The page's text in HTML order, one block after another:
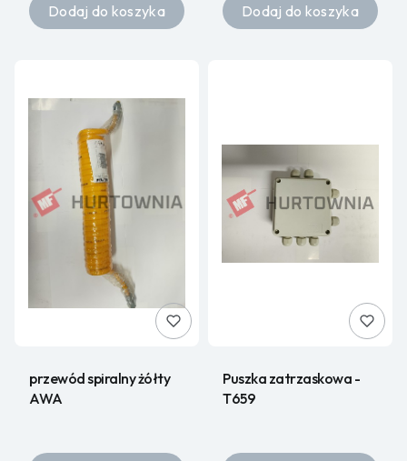
Dodaj do koszyka Dodaj do koszyka
przewód spiralny żółty
AWA
Puszka zatrzaskowa -
T659